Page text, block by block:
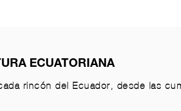
ECUATORIANA
rincón del Ecuador, desde las